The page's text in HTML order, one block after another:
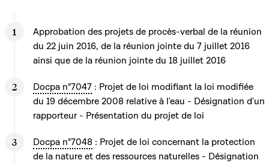
Approbation des projets de procès-verbal de la réunion
du 22 juin 2016, de la réunion jointe du 7 juillet 2016
ainsi que de la réunion jointe du 18 juillet 2016
Docpa n°7047 : Projet de loi modifiant la loi modifiée
du 19 décembre 2008 relative à l'eau - Désignation d'un
rapporteur - Présentation du projet de loi
Docpa n°7048 : Projet de loi concernant la protection
de la nature et des ressources naturelles - Désignation